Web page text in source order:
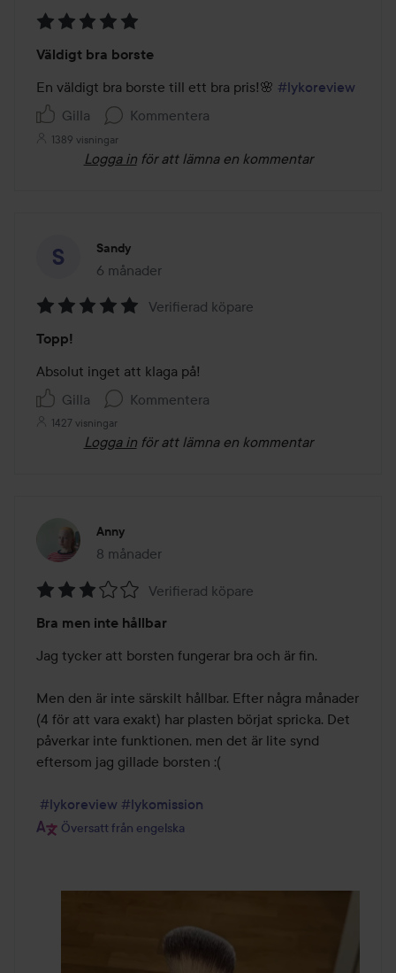
5
av
5
Väldigt bra borste
En väldigt bra borste till ett bra pris!🌸 #lykoreview
Gilla
Kommentera
1389 visningar
Logga in för att lämna en kommentar
Sandy
6 månader
Inlägget skapades 6 månader
5
av
5
Verifierad köpare
Topp!
Absolut inget att klaga på!
Gilla
Kommentera
1427 visningar
Logga in för att lämna en kommentar
Anny
8 månader
Inlägget skapades 8 månader
3
av
Verifierad köpare
Bra men inte hållbar
Jag tycker att borsten fungerar bra och är fin.
Men den är inte särskilt hållbar. Efter några månader
(4 för att vara exakt) har plasten börjat spricka. Det
påverkar inte funktionen, men det är lite synd
eftersom jag gillade borsten :(
#lykoreview #lykomission
Översatt från engelska